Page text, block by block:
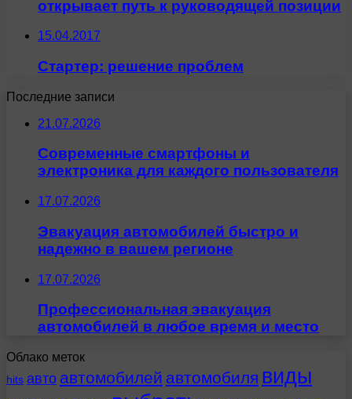
открывает путь к руководящей позиции
15.04.2017
Стартер: решение проблем
Последние записи
21.07.2026
Современные смартфоны и
электроника для каждого пользователя
17.07.2026
Эвакуация автомобилей быстро и
надежно в вашем регионе
17.07.2026
Профессиональная эвакуация
автомобилей в любое время и место
Облако меток
hits авто автомобилей автомобиля виды